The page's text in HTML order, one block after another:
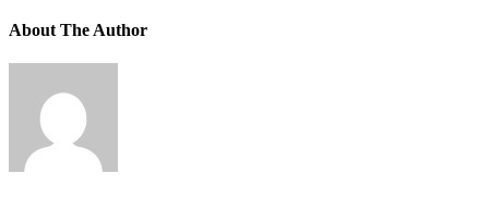
About The Author